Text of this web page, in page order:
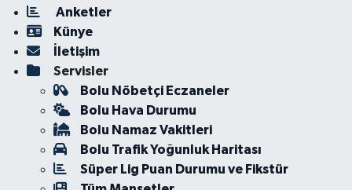
Anketler
Künye
İletişim
Servisler
Bolu Nöbetçi Eczaneler
Bolu Hava Durumu
Bolu Namaz Vakitleri
Bolu Trafik Yoğunluk Haritası
Süper Lig Puan Durumu ve Fikstür